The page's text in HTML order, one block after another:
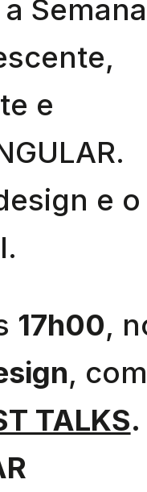
Semana
e
e o
17h00,
,
TALKS.